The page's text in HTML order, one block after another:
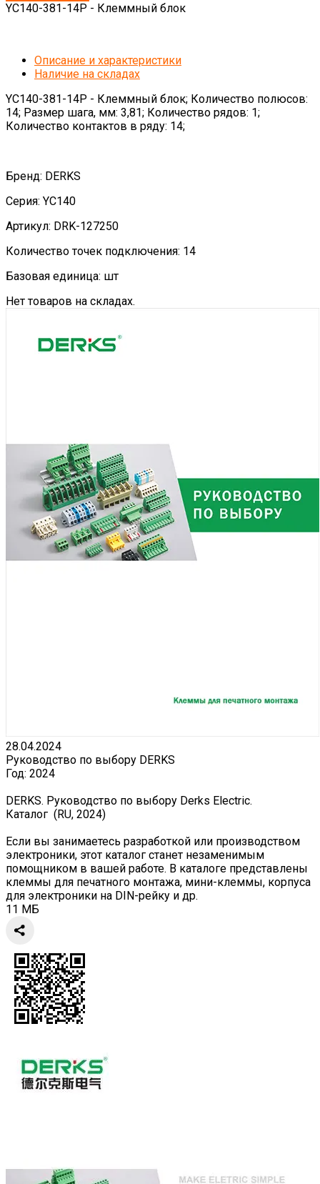
YC140-381-14P - Клеммный блок
Описание и характеристики
Наличие на складах
YC140-381-14P - Клеммный блок; Количество полюсов:
14; Размер шага, мм: 3,81; Количество рядов: 1;
Количество контактов в ряду: 14;
Бренд: DERKS
Серия: YC140
Артикул: DRK-127250
Количество точек подключения: 14
Базовая единица: шт
Нет товаров на складах.
28.04.2024
Руководство по выбору DERKS
Год: 2024
DERKS. Руководство по выбору Derks Electric.
Каталог (RU, 2024)
Если вы занимаетесь разработкой или производством
электроники, этот каталог станет незаменимым
помощником в вашей работе. В каталоге представлены
клеммы для печатного монтажа, мини-клеммы, корпуса
для электроники на DIN-рейку и др.
11 МБ